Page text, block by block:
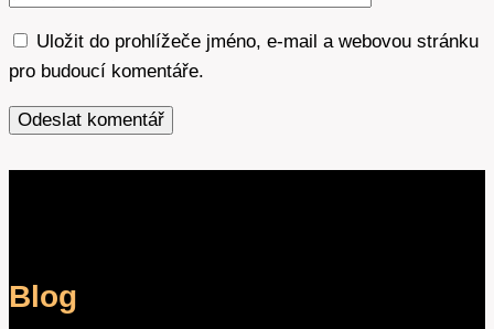
Uložit do prohlížeče jméno, e-mail a webovou stránku
pro budoucí komentáře.
Blog